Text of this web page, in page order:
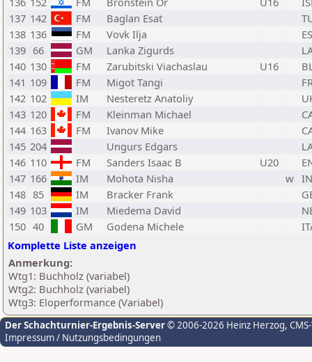
137 142 FM Baglan Esat
138 136 FM Vovk Ilja
139 66 GM Lanka Zigurds
140 130 FM Zarubitski Viachaslau U16
141 109 FM Migot Tangi
142 102 IM Nesteretz Anatoliy
143 120 FM Kleinman Michael
144 163 FM Ivanov Mike
145 204 Ungurs Edgars
146 110 FM Sanders Isaac B U20
147 166 IM Mohota Nisha w
148 85 IM Bracker Frank
149 103 IM Miedema David
150 40 GM Godena Michele
Komplette Liste anzeigen
Anmerkung:
Wtg1: Buchholz (variabel)
Wtg2: Buchholz (variabel)
Wtg3: Eloperformance (Variabel)
Der Schachturnier-Ergebnis-Server© 2006-2026 Heinz Herzog,
Impressum / Nutzungsbedingungen